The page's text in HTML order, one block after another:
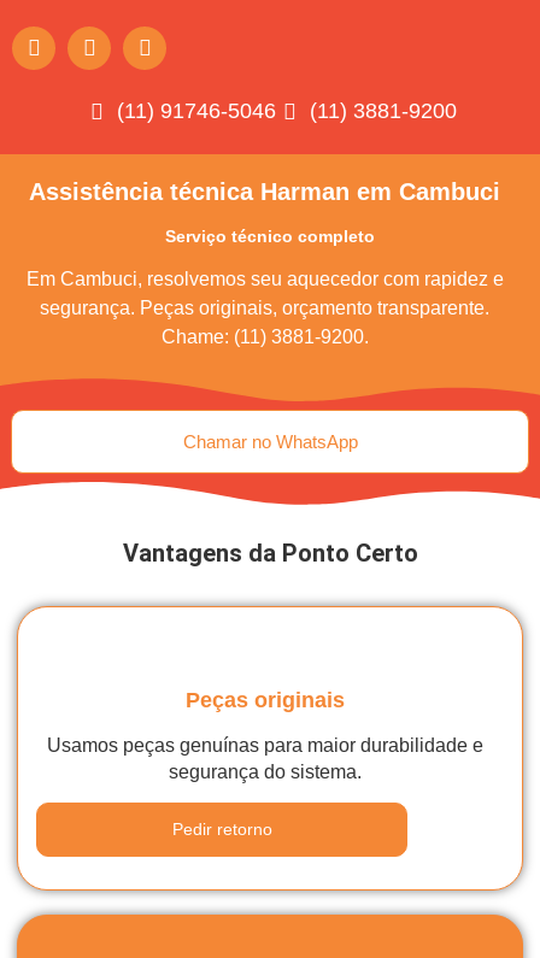
(11) 91746-5046 (11) 3881-9200
Assistência técnica Harman em Cambuci
Serviço técnico completo
Em Cambuci, resolvemos seu aquecedor com rapidez e
segurança. Peças originais, orçamento transparente.
Chame: (11) 3881-9200.
Chamar no WhatsApp
Vantagens da Ponto Certo
Peças originais
Usamos peças genuínas para maior durabilidade e
segurança do sistema.
Pedir retorno